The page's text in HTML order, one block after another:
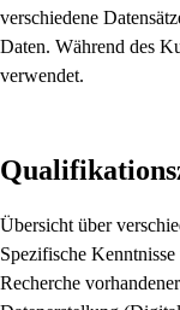
verschiedene
Daten. Während des
verwendet.
Übersicht über
Spezifische
Recherche